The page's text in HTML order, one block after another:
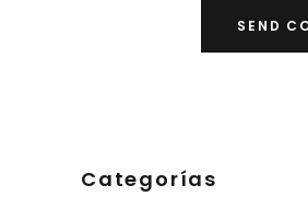
Categorías